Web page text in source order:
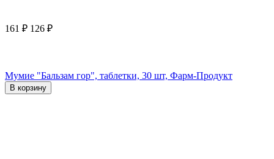
161 ₽ 126 ₽
Мумие "Бальзам гор", таблетки, 30 шт, Фарм-Продукт
В корзину